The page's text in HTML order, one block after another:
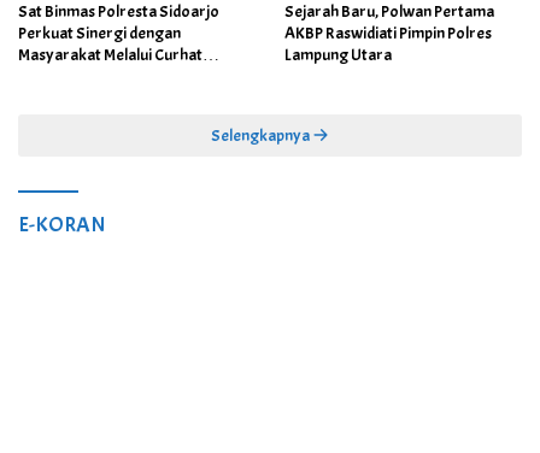
Sat Binmas Polresta Sidoarjo
Perkuat Sinergi dengan
Masyarakat Melalui Curhat
Sejarah Baru, Polwan Pertama
AKBP Raswidiati Pimpin Polres
Lampung Utara
Selengkapnya
E-KORAN